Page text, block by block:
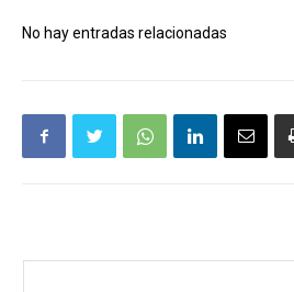
No hay entradas relacionadas